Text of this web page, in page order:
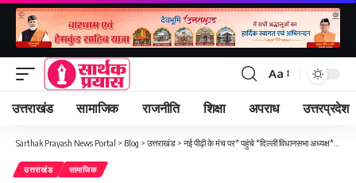
Font
Resizer
Aa
उत्तराखंड सामाजिक राजनीति शिक्षा अपराध उत्तरप्रदेश
Sarthak Prayash News Portal > Blog > उत्तराखंड > नई पीढ़ी के मंच पर* पहुंचे *दिल्ली विधानसभा अध्यक्ष* श्री राम निवास गोयल
उत्तराखंड सामाजिक